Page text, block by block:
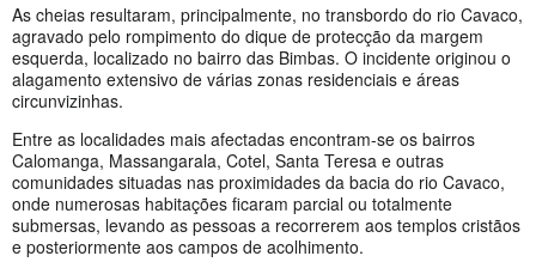
As cheias resultaram, principalmente, no transbordo do rio Cavaco,
agravado pelo rompimento do dique de protecção da margem
esquerda, localizado no bairro das Bimbas. O incidente originou o
alagamento extensivo de várias zonas residenciais e áreas
circunvizinhas.
Entre as localidades mais afectadas encontram-se os bairros
Calomanga, Massangarala, Cotel, Santa Teresa e outras
comunidades situadas nas proximidades da bacia do rio Cavaco,
onde numerosas habitações ficaram parcial ou totalmente
submersas, levando as pessoas a recorrerem aos templos cristãos
e posteriormente aos campos de acolhimento.